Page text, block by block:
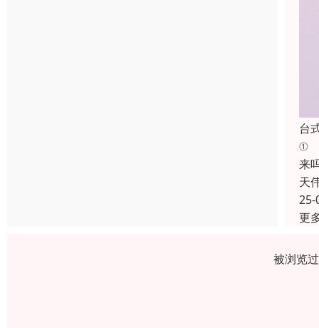
台
①
来
天
25-
更
被浏览